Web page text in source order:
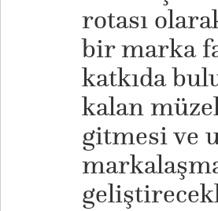
rotası
bir marka
katkıda
kalan
gitmesi ve